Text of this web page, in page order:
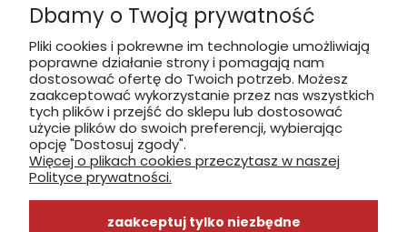
Płatność: gotówka, karta, BLIK
zobacz, jak dojechać
INFORMACJE
ZAKUPY
Dbamy o Twoją prywatność
Pliki cookies i pokrewne im technologie umożliwiają
poprawne działanie strony i pomagają nam
dostosować ofertę do Twoich potrzeb. Możesz
zaakceptować wykorzystanie przez nas wszystkich
tych plików i przejść do sklepu lub dostosować
użycie plików do swoich preferencji, wybierając
opcję "Dostosuj zgody".
Więcej o plikach cookies przeczytasz w naszej
Polityce prywatności.
zaakceptuj tylko niezbędne